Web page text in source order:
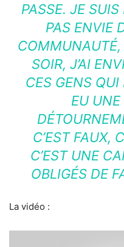
PASSE. JE SUIS
PAS ENVIE
COMMUNAUTÉ,
SOIR, J’AI
CES GENS QUI
EU
C’EST FAUX,
C’EST UNE
OBLIGÉS DE
La vidéo :